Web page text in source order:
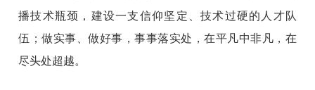
播技术瓶颈，建设一支信仰坚定、技术过硬的人才队
伍；做实事、做好事，事事落实处，在平凡中非凡，在
尽头处超越。